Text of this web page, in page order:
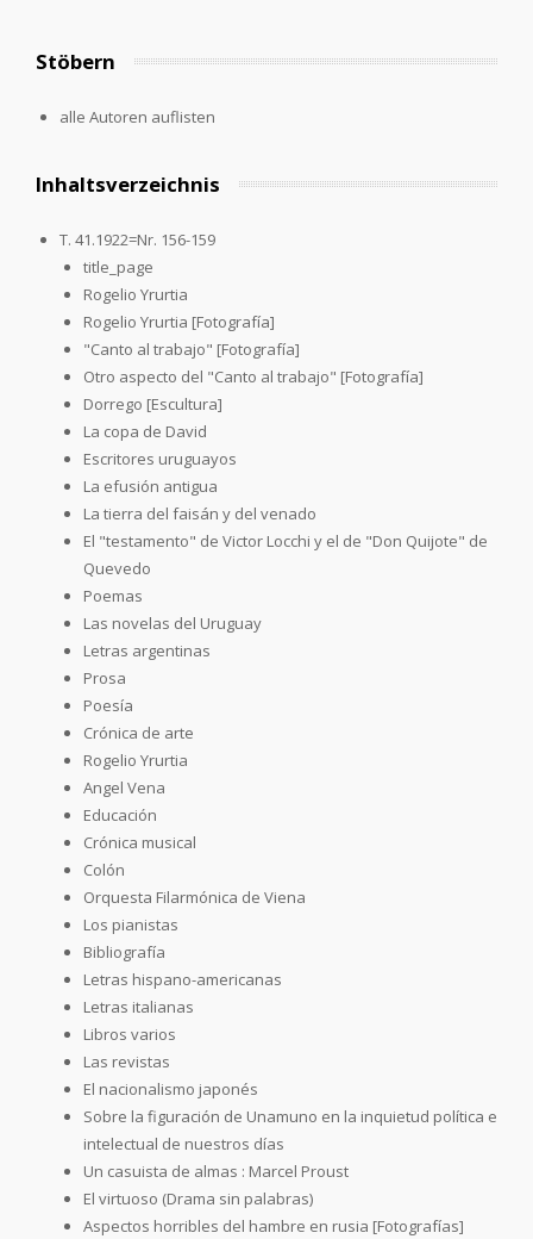
Stöbern
alle Autoren auflisten
Inhaltsverzeichnis
T. 41.1922=Nr. 156-159
title_page
Rogelio Yrurtia
Rogelio Yrurtia [Fotografía]
"Canto al trabajo" [Fotografía]
Otro aspecto del "Canto al trabajo" [Fotografía]
Dorrego [Escultura]
La copa de David
Escritores uruguayos
La efusión antigua
La tierra del faisán y del venado
El "testamento" de Victor Locchi y el de "Don Quijote" de
Quevedo
Poemas
Las novelas del Uruguay
Letras argentinas
Prosa
Poesía
Crónica de arte
Rogelio Yrurtia
Angel Vena
Educación
Crónica musical
Colón
Orquesta Filarmónica de Viena
Los pianistas
Bibliografía
Letras hispano-americanas
Letras italianas
Libros varios
Las revistas
El nacionalismo japonés
Sobre la figuración de Unamuno en la inquietud política e
intelectual de nuestros días
Un casuista de almas : Marcel Proust
El virtuoso (Drama sin palabras)
Aspectos horribles del hambre en rusia [Fotografías]